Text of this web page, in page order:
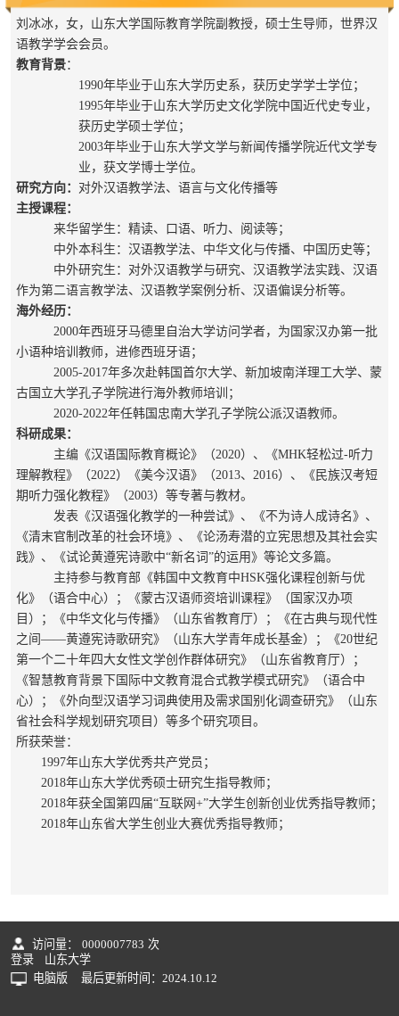
刘冰冰，女， 山东大学国际教育学院副教授，硕士生导师 ， 世界汉
语教学学会会员。
教育背景：
1990年毕业于山东大学历史系， 获历史学学士学位；
1995年毕业于山东大学历史文化学院中国近代史专业，
获历史学硕士学位；
2003年毕业于山东大学文学与新闻传播学院近代文学专
业，获文学博士学位。
研究方向： 对外汉语教学法、 语言与文化传播等
主授课程：
来华留学生： 精读、口语、听力、阅读等；
中外本科生：汉语教学法、中华文化与传播、中国历史等；
中外研究生： 对外汉语教学与研究、 汉语教学法实践、汉语
作为第二语言教学法、汉语教学案例分析、汉语偏误分析等。
海外经历：
2000年西班牙马德里自治大学访问学者，为国家汉办第一批
小语种培训教师，进修西班牙语；
2005-2017年多次赴韩国 首尔大学、新加坡南洋理工大学、 蒙
古国立大学孔子学院进行海外教师培训；
2020-2022年任韩国忠南大学孔子学院公派汉语教师。
科研成果：
主编《汉语国际教育概论》（2020）、《MHK轻松过-听力
理解教程》（2022）《美今汉语》（2013、2016）、《民族汉考短
期听力强化教程》（2003）等专著与教材。
发表 《汉语强化教学的一种尝试》 、 《不为诗人成诗名》、
《清末官制改革的社会环境》、
《论汤寿潜的立宪思想及其社会实
践》、《试论黄遵宪诗歌中“新名词”的运用》等论文多篇。
主持参与教育部《韩国中文教育中HSK强化课程创新与优
化》（语合中心）；
《蒙古汉语师资培训课程》（国家汉办项
目）
；《中华文化与传播》（山东省教育厅）； 《在古典与现代性
之间 ——黄遵宪诗歌研究》 （山东大学青年成长基金）；《20世纪
第一个二十年四大女性文学创作群体研究》（山东省教育厅）；
《智慧教育背景下国际中文教育混合式教学模式研究》（语合中
心）；《外向型汉语学习词典使用及需求国别化调查研究》（山东
省社会科学规划研究项目） 等多个研究项目。
所获荣誉：
1997年山东大学优秀共产党员；
2018年山东大学优秀硕士研究生指导教师；
2018年获全国第四届“互联网+”大学生创新创业优秀指导教师；
2018年山东省大学生创业大赛优秀指导教师；
访问量： 0000007783 次
登录
山东大学
电脑版
最后更新时间： 2024.10.12